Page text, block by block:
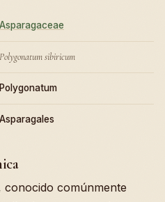
Asparagaceae
Polygonatum sibiricum
Polygonatum
Asparagales
conocido comúnmente